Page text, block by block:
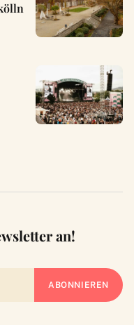
an!